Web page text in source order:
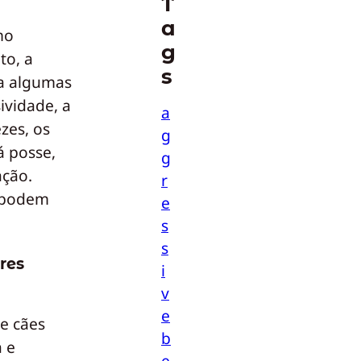
a
algumas
a
os
posse,
cães
e
a
g
s
a
g
g
r
e
s
s
i
v
e
b